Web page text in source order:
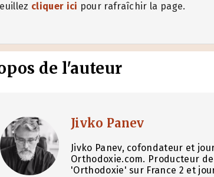
cliquer ici pour rafraîchir la page.
de l'auteur
Jivko Panev
Jivko Panev, cofondateur et
Orthodoxie.com. Producteur
'Orthodoxie' sur France 2 et